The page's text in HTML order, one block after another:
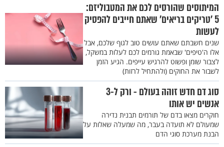
המיתוסים שהורסים לכם את המטבוליזם:
5 'טריקים בריאים' שאתם חייבים להפסיק
לעשות
שנים חשבתם שאתם עושים טוב לגוף שלכם, אבל
אלו ה'טיפים' שבאמת גורמים לכם לעלות במשקל,
לצבור שומן ופשוט להרגיש עייפים. הגיע הזמן
לשבור את החוקים (ולהתחיל לרזות)
סוג דם חדש זוהה בעולם - ורק ל-3
אנשים יש אותו
חוקרים מצאו בדם של תורמים תבנית נדירה
שמעולם לא תועדה בעבר, מה שמעלה שאלות על
הבנת מערכת סוגי הדם